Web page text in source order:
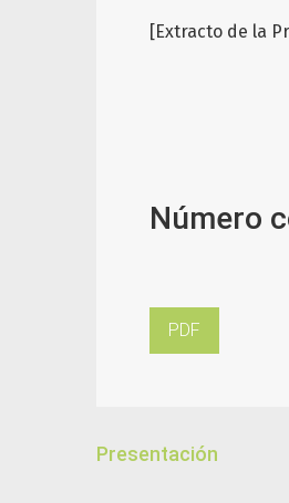
[Extracto de la
Número
PDF
Presentación